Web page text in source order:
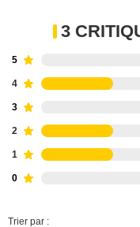
3
5
4
3
2
1
0
Trier par :